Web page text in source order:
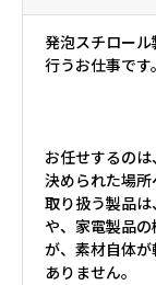
発泡スチロー
行うお仕事です。
お任せするの
決められた場所
取り扱う製品
や、家電製品
が、素材自体
ありません。